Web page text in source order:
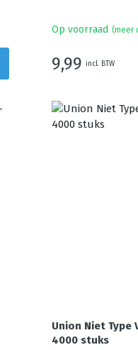
Op voorraad (meer
9,99 incl. BTW
Union Niet Type
4000 stuks